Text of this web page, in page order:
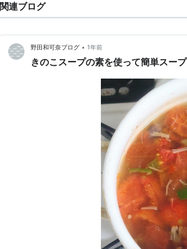
関連ブログ
野田和可奈ブログ • 1年前
きのこスープの素を使って簡単スープ